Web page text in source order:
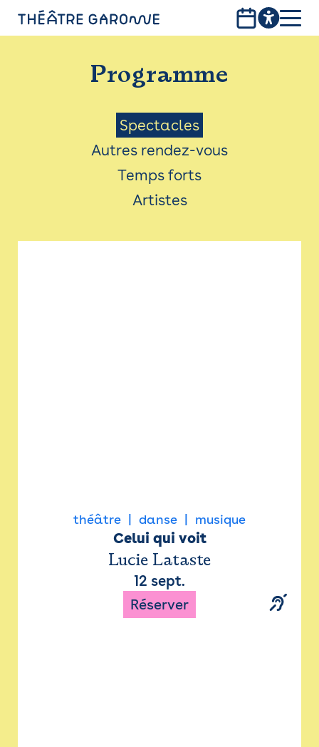
PROGRAMME
INFOS PRATIQUES
AVEC LES PUBLICS
ACCESSIBILITÉ
LES PRODUCTIONS
Programme
Menu
Saison
Spectacles
Autres rendez-vous
Temps forts
Artistes
théâtre danse musique
Celui qui voit
Lucie Lataste
12 sept.
Réserver